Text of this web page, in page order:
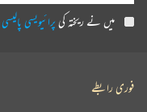
میں نے ریختہ کیپرائیویسی پالیسی
فوری رابطے